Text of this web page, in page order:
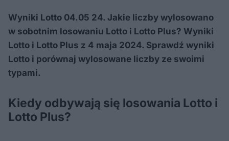
Wyniki Lotto 04.05 24. Jakie liczby wylosowano
w sobotnim losowaniu Lotto i Lotto Plus? Wyniki
Lotto i Lotto Plus z 4 maja 2024. Sprawdź wyniki
Lotto i porównaj wylosowane liczby ze swoimi
typami.
Kiedy odbywają się losowania Lotto i
Lotto Plus?